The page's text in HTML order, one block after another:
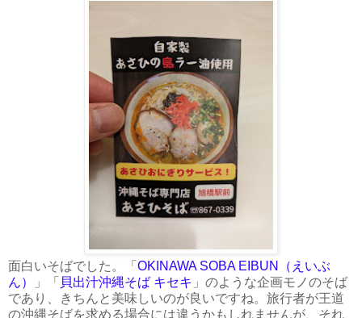
面白いそばでした。「 OKINAWA SOBA EIBUN（えいぶ
ん）
」「 貝出汁沖縄そば キセキ 」のような企画モノのそば
であり、きちんと美味しいのが良いですね。旅行者が王道
の沖縄そばを求める場合には違うかもしれませんが、それ